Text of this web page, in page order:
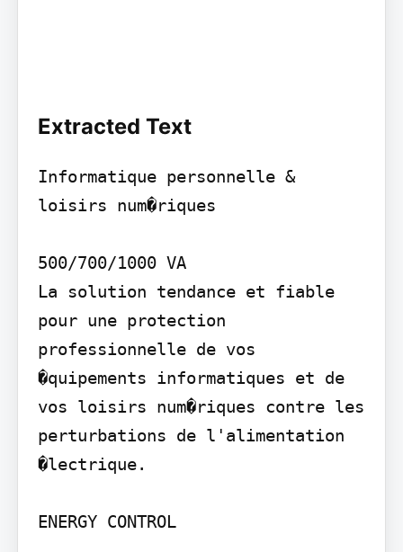
Extracted Text
Informatique personnelle &
loisirs num�riques
500/700/1000 VA
La solution tendance et fiable
pour une protection
professionnelle de vos
�quipements informatiques et de
vos loisirs num�riques contre les
perturbations de l'alimentation
�lectrique.
ENERGY CONTROL